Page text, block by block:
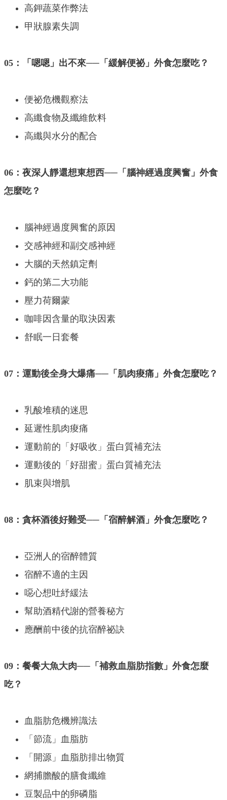
高鉀蔬菜作弊法
甲狀腺素失調
05：「嗯嗯」出不來──「緩解便祕」外食怎麼吃？
便祕危機觀察法
高纖食物及纖維飲料
高纖與水分的配合
06：夜深人靜還想東想西──「腦神經過度興奮」外食
怎麼吃？
腦神經過度興奮的原因
交感神經和副交感神經
大腦的天然鎮定劑
鈣的第二大功能
壓力荷爾蒙
咖啡因含量的取決因素
舒眠一日套餐
07：運動後全身大爆痛──「肌肉痠痛」外食怎麼吃？
乳酸堆積的迷思
延遲性肌肉痠痛
運動前的「好吸收」蛋白質補充法
運動後的「好甜蜜」蛋白質補充法
肌束與增肌
08：貪杯酒後好難受──「宿醉解酒」外食怎麼吃？
亞洲人的宿醉體質
宿醉不適的主因
噁心想吐紓緩法
幫助酒精代謝的營養秘方
應酬前中後的抗宿醉祕訣
09：餐餐大魚大肉──「補救血脂肪指數」外食怎麼
吃？
血脂肪危機辨識法
「節流」血脂肪
「開源」血脂肪排出物質
網捕膽酸的膳食纖維
豆製品中的卵磷脂